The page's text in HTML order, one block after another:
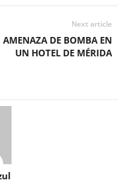
Next article
AMENAZA DE BOMBA EN
UN HOTEL DE MÉRIDA